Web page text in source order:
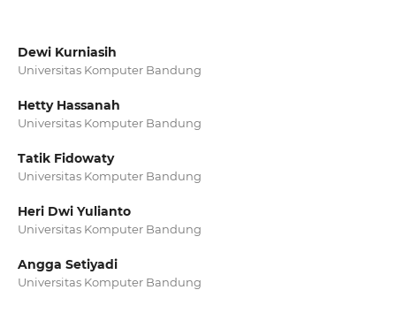
Dewi Kurniasih
Universitas Komputer Bandung
Hetty Hassanah
Universitas Komputer Bandung
Tatik Fidowaty
Universitas Komputer Bandung
Heri Dwi Yulianto
Universitas Komputer Bandung
Angga Setiyadi
Universitas Komputer Bandung